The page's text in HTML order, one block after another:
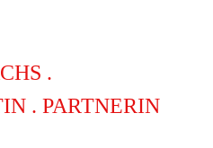
.
. PARTNERIN